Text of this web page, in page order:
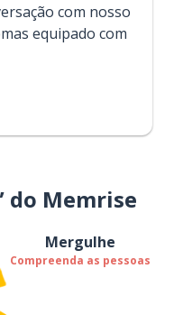
com nosso
equipado com
do Memrise
Mergulhe
Compreenda as pessoas